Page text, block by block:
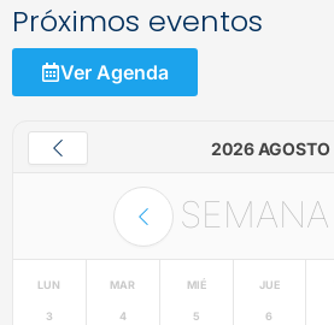
Próximos eventos
Ver Agenda
2026 AGOSTO
SEMANA
LUN
3
MAR
4
MIÉ
5
JUE
6